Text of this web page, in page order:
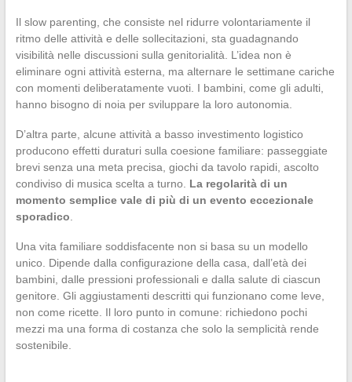
Il slow parenting, che consiste nel ridurre volontariamente il
ritmo delle attività e delle sollecitazioni, sta guadagnando
visibilità nelle discussioni sulla genitorialità. L’idea non è
eliminare ogni attività esterna, ma alternare le settimane cariche
con momenti deliberatamente vuoti. I bambini, come gli adulti,
hanno bisogno di noia per sviluppare la loro autonomia.
D’altra parte, alcune attività a basso investimento logistico
producono effetti duraturi sulla coesione familiare: passeggiate
brevi senza una meta precisa, giochi da tavolo rapidi, ascolto
condiviso di musica scelta a turno. La regolarità di un
momento semplice vale di più di un evento eccezionale
sporadico.
Una vita familiare soddisfacente non si basa su un modello
unico. Dipende dalla configurazione della casa, dall’età dei
bambini, dalle pressioni professionali e dalla salute di ciascun
genitore. Gli aggiustamenti descritti qui funzionano come leve,
non come ricette. Il loro punto in comune: richiedono pochi
mezzi ma una forma di costanza che solo la semplicità rende
sostenibile.